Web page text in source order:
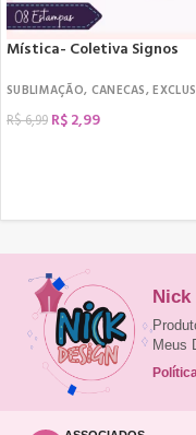
Mística- Coletiva Signos
SUBLIMAÇÃO, CANECAS,
R$6,99 R$2,99
Nick
Meus